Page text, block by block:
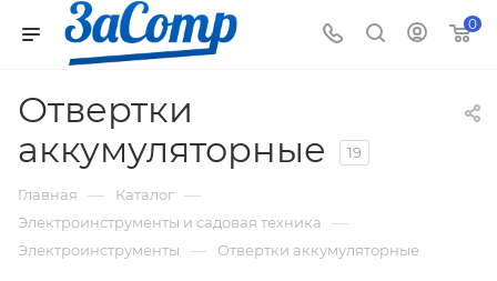
0
Отвертки
аккумуляторные
19
Главная — Каталог —
Электроинструменты и садовая техника —
Электроинструменты — Отвертки аккумуляторные